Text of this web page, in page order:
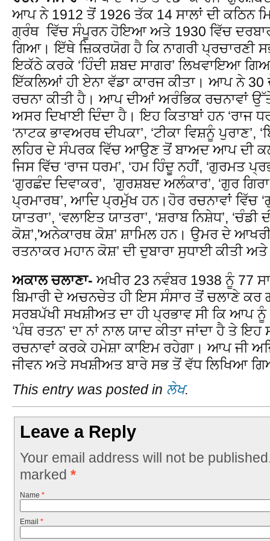
ਆਪ ਨੇ 1912 ਤੋਂ 1926 ਤੱਕ 14 ਸਾਲਾਂ ਦੀ ਕਠਿਨ
ਗ੍ਰੰਥ ਵਿੱਚ ਸੰਪੂਰਨ ਹੋਇਆ ਅਤੇ 1930 ਵਿੱਚ
ਗਿਆ। ਇੱਥੇ ਜ਼ਿਕਰਯੋਗ ਹੈ ਕਿ ਨਾਗਰੀ ਪ੍ਰਚਾਰਣੀ
ਇਕੱਠੇ ਕਰਕੇ ‘ਹਿੰਦੀ ਸ਼ਬਦ ਸਾਗਰ’ ਲਿਖਵਾਇਆ
ਇੱਕਲਿਆਂ ਹੀ ਏਨਾ ਵੱਡਾ ਕਾਰਜ ਕੀਤਾ। ਆਪ ਨੇ 30
ਰਚਨਾ ਕੀਤੀ ਹੈ। ਆਪ ਦੀਆਂ ਅਰੰਭਿਕ ਰਚਨਾਵਾਂ
ਅਸਰ ਦਿਖਾਈ ਦਿੰਦਾ ਹੈ। ਇਹ ਕਿਤਾਬਾਂ ਹਨ ‘ਰਾਜ
‘ਨਾਟਕ ਭਾਵਅਰਥ ਦੀਪਕਾ’, ‘ਟੀਕਾ ਵਿਸ਼ਨੂੰ ਪੁਰਾਣ’,
ਲਹਿਰ ਦੇ ਸੰਪਰਕ ਵਿੱਚ ਆਉਣ ਤੋਂ ਬਾਅਦ ਆਪ ਦੀ
ਜਿਸ ਵਿੱਚ ‘ਰਾਜ ਧਰਮ’, ‘ਹਮ ਹਿੰਦੂ ਨਹੀਂ, ‘ਗੁਰਮਤ
‘ਗੁਰਛੰਦ ਦਿਵਾਕਰ’, ’ਗੁਰਸ਼ਬਦ ਅਲੰਕਾਰ’, ‘ਗੁਰ
ਪ੍ਰਮਾਰਥ’, ਆਦਿ ਪ੍ਰਮੁੱਖ ਹਨ।ਹੋਰ ਰਚਨਾਵਾਂ ਵਿੱਚ
ਯਾਤਰਾ’, ‘ਵਲਾਇਤ ਯਾਤਰਾ’, ‘ਸ਼ਰਾਬ ਨਿਸ਼ੇਧ’, ‘ਚੰਡੀ
ਕੋਸ਼’,'ਅਨੇਕਾਰਥ ਕੋਸ਼’ ਸ਼ਾਮਿਲ ਹਨ। ਉਮਰ ਦੇ
ਰਤਨਾਕਰ ਮਹਾਨ ਕੋਸ਼’ ਦੀ ਦੁਬਾਰਾ ਸੁਧਾਈ ਕੀਤੀ
ਅਕਾਲ ਚਲਾਣਾ- ਅਖੀਰ 23 ਨਵੰਬਰ 1938 ਨੂੰ 77
ਬਿਮਾਰੀ ਦੇ ਅਚਨਚੇਤ ਹੀ ਇਸ ਸੰਸਾਰ ਤੋਂ ਚਲਾਣੇ
ਸਰਬਪੱਖੀ ਸਖਸ਼ੀਅਤ ਦਾ ਹੀ ਪ੍ਰਭਾਵ ਸੀ ਕਿ ਆਪ ਨੂੰ
‘ਪੰਥ ਰਤਨ’ ਦਾ ਨਾਂ ਨਾਲ ਯਾਦ ਕੀਤਾ ਜਾਂਦਾ ਹੈ ਤੇ
ਰਚਨਾਵਾਂ ਕਰਕੇ ਹਮੇਸ਼ਾ ਕਾਇਮ ਰਹੇਗਾ। ਆਪ ਜੀ
ਜੀਵਨ ਅਤੇ ਸਖਸ਼ੀਅਤ ਬਾਰੇ ਸਭ ਤੋਂ ਵੱਧ ਲਿਖਿਆ
This entry was posted in ਲੇਖ.
Leave a Reply
Your email address will not be
marked *
Name *
Email *